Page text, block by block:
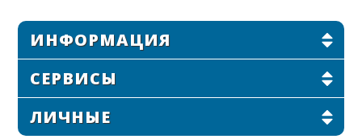
ИНФОРМАЦИЯ
СЕРВИСЫ
ЛИЧНЫЕ